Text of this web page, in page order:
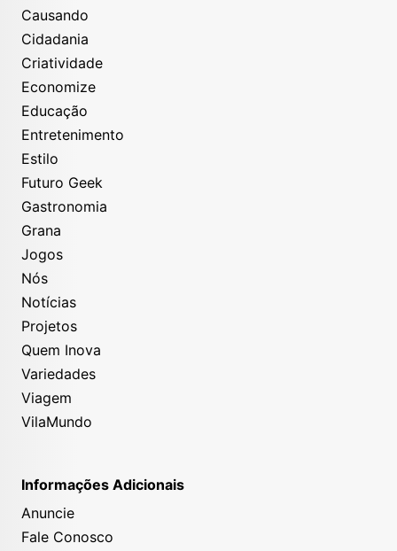
Causando
Cidadania
Criatividade
Economize
Educação
Entretenimento
Estilo
Futuro Geek
Gastronomia
Grana
Jogos
Nós
Notícias
Projetos
Quem Inova
Variedades
Viagem
VilaMundo
Informações Adicionais
Anuncie
Fale Conosco